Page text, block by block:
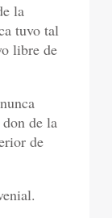
la
tuvo tal
libre de
de la
de